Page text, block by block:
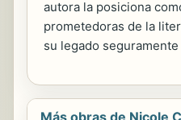
autora la posiciona
prometedoras de la
su legado